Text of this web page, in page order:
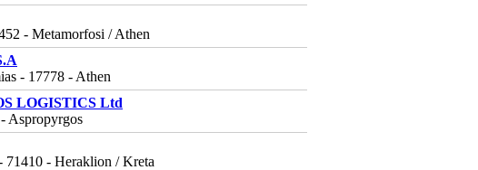
- Metamorfosi / Athen
- 17778 - Athen
LOGISTICS Ltd
Aspropyrgos
71410 - Heraklion / Kreta